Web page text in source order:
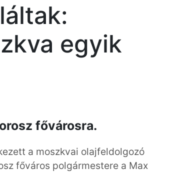
egyik
fővárosra.
a moszkvai olajfeldolgozó
főváros polgármestere a Max